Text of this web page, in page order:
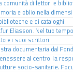
comunità di lettori e
e oblio nella
e di cataloghi
Eliasson. Nel tuo tempo
e i suoi scrittori
documentaria dal
al centro: la
socio-sanitarie.